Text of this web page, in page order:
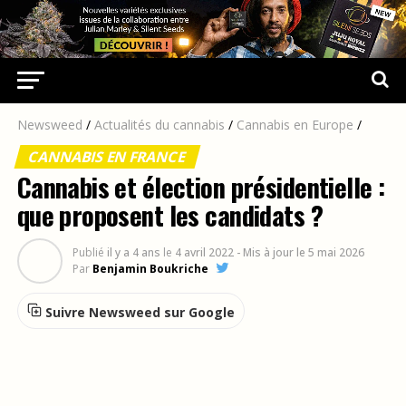
Newsweed / Actualités du cannabis / Cannabis en Europe /
CANNABIS EN FRANCE
Cannabis et élection présidentielle :
que proposent les candidats ?
Publié il y a 4 ans le 4 avril 2022 - Mis à jour le 5 mai 2026
Par Benjamin Boukriche
Suivre Newsweed sur Google